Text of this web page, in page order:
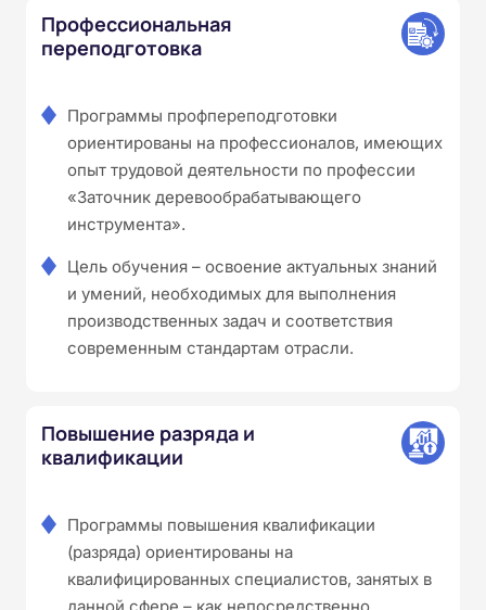
Профессиональная
переподготовка
Программы профпереподготовки
ориентированы на профессионалов, имеющих
опыт трудовой деятельности по профессии
«Заточник деревообрабатывающего
инструмента».
Цель обучения – освоение актуальных знаний
и умений, необходимых для выполнения
производственных задач и соответствия
современным стандартам отрасли.
Повышение разряда и
квалификации
Программы повышения квалификации
(разряда) ориентированы на
квалифицированных специалистов, занятых в
данной сфере – как непосредственно